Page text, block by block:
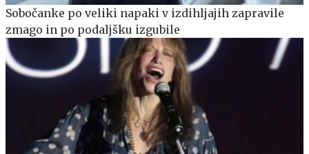
Sobočanke po veliki napaki v izdihljajih zapravile
zmago in po podaljšku izgubile